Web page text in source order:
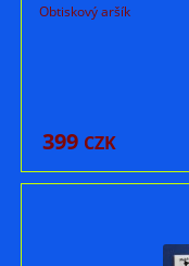
Obtiskový aršík
399 CZK